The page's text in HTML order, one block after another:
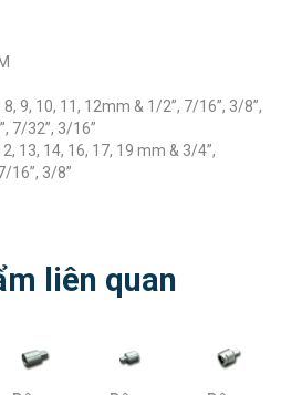
9, 10, 11, 12mm & 1/2”, 7/16”, 3/8”,
7/32”, 3/16”
13, 14, 16, 17, 19 mm & 3/4”,
16”, 3/8”
liên quan